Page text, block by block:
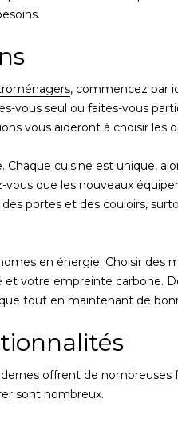
, commencez par
vous seul ou faites-vous
vous aideront à choisir les
Chaque cuisine est unique,
vous que les nouveaux
portes et des couloirs,
en énergie. Choisir
et votre empreinte carbone.
tout en maintenant de
offrent de nombreuses
sont nombreux.